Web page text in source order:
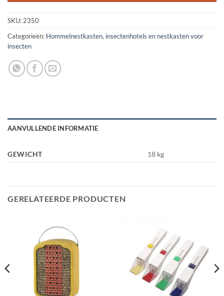
SKU: 2350
Categorieën: Hommelnestkasten, insectenhotels en nestkasten voor
insecten
AANVULLENDE INFORMATIE
GEWICHT 18 kg
GERELATEERDE PRODUCTEN